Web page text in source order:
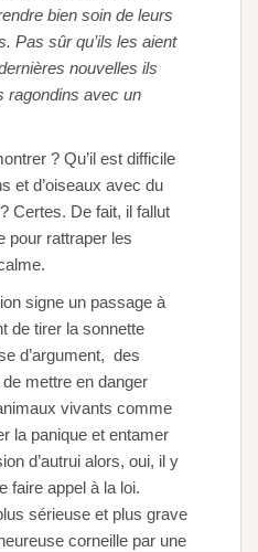
bien soin de leurs
Pas sûr qu’ils les aient
nouvelles ils
ragondins avec un
? Qu’il est difficile
et d’oiseaux avec du
Certes. De fait, il fallut
pour rattraper les
signe un passage à
de tirer la sonnette
d’argument, des
mettre en danger
vivants comme
la panique et entamer
d’autrui alors, oui, il y
faire appel à la loi.
sérieuse et plus grave
corneille par une